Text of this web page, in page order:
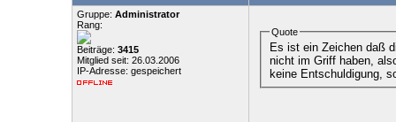
Gruppe: Administrator
Rang:
Beiträge: 3415
Mitglied seit: 26.03.2006
IP-Adresse: gespeichert
Quote
Es ist ein Zeichen daß
nicht im Griff haben,
keine Entschuldigung,